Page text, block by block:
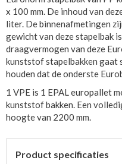
x 100 mm. De inhoud van
liter. De binnenafmetingen
gewicht van deze stapelbak
draagvermogen van deze
kunststof stapelbakken gaat
houden dat de onderste
1 VPE is 1 EPAL europallet
kunststof bakken. Een
hoogte van 2200 mm.
Product specificaties